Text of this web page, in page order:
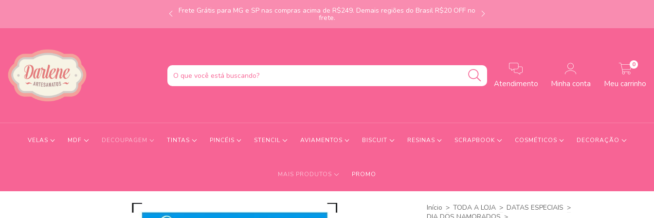
Frete Grátis para MG e SP nas compras acima de R$249. Demais regiões do Brasil R$20 OFF no
frete.
Atendimento Minha conta Meu carrinho
0
VELAS MDF DECOUPAGEM TINTAS PINCÉIS STENCIL AVIAMENTOS BISCUIT RESINAS SCRAPBOOK COSMÉTICOS DECORAÇÃO
MAIS PRODUTOS PROMO
Início > TODA A LOJA > DATAS ESPECIAIS >